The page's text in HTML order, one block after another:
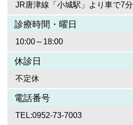
JR唐津線「小城駅」より車で7分
診療時間・曜日
10:00～18:00
休診日
不定休
電話番号
TEL:0952-73-7003